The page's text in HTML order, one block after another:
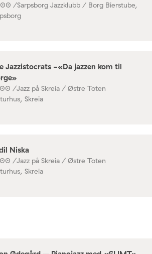
/Sarpsborg Jazzklubb / Borg Bierstube,
Jazzistocrats -«Da jazzen kom til
/Jazz på Skreia / Østre Toten
Skreia
Niska
/Jazz på Skreia / Østre Toten
Skreia